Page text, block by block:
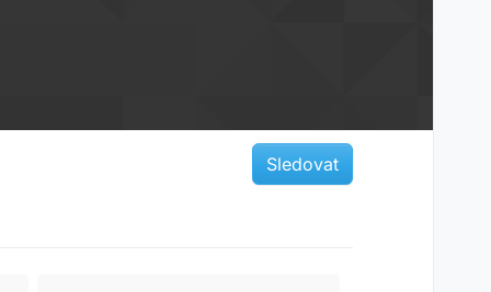
Sledovat